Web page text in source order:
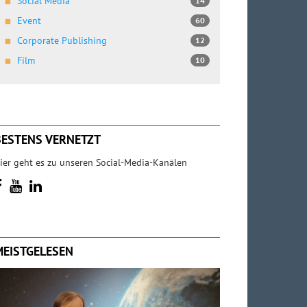
Event 60
Corporate Publishing 12
Film 10
VERNETZT
geht es zu unseren Social-Media-Kanälen